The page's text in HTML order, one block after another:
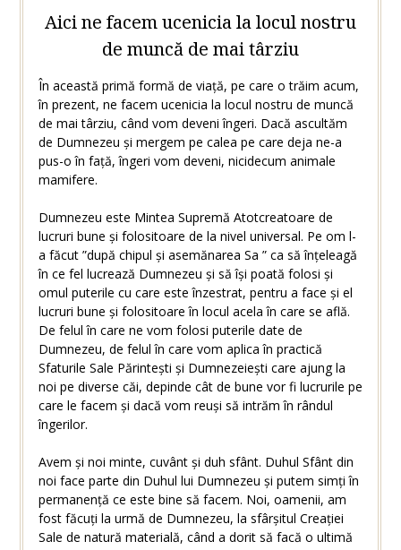
Aici ne facem ucenicia la locul nostru
de muncă de mai târziu
În această primă formă de viață, pe care o trăim acum,
în prezent, ne facem ucenicia la locul nostru de muncă
de mai târziu, când vom deveni îngeri. Dacă ascultăm
de Dumnezeu și mergem pe calea pe care deja ne-a
pus-o în față, îngeri vom deveni, nicidecum animale
mamifere.
Dumnezeu este Mintea Supremă Atotcreatoare de
lucruri bune și folositoare de la nivel universal. Pe om l-
a făcut ”după chipul și asemănarea Sa ” ca să înțeleagă
în ce fel lucrează Dumnezeu și să își poată folosi și
omul puterile cu care este înzestrat, pentru a face și el
lucruri bune și folositoare în locul acela în care se află.
De felul în care ne vom folosi puterile date de
Dumnezeu, de felul în care vom aplica în practică
Sfaturile Sale Părintești și Dumnezeiești care ajung la
noi pe diverse căi, depinde cât de bune vor fi lucrurile pe
care le facem și dacă vom reuși să intrăm în rândul
îngerilor.
Avem și noi minte, cuvânt și duh sfânt. Duhul Sfânt din
noi face parte din Duhul lui Dumnezeu și putem simți în
permanență ce este bine să facem. Noi, oamenii, am
fost făcuți la urmă de Dumnezeu, la sfârșitul Creației
Sale de natură materială, când a dorit să facă o ultimă